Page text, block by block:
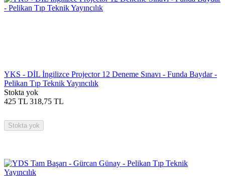
YKS - DİL İngilizce Projector 12 Deneme Sınavı - Funda Baydar -
Pelikan Tıp Teknik Yayıncılık
Stokta yok
425 TL 318,75 TL
Stokta yok